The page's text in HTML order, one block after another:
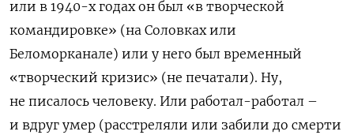
или в 1940-х годах он был «в творческой
командировке» (на Соловках или
Беломорканале) или у него был временный
«творческий кризис» (не печатали). Ну,
не писалось человеку. Или работал-работал –
и вдруг умер (расстреляли или забили до смерти